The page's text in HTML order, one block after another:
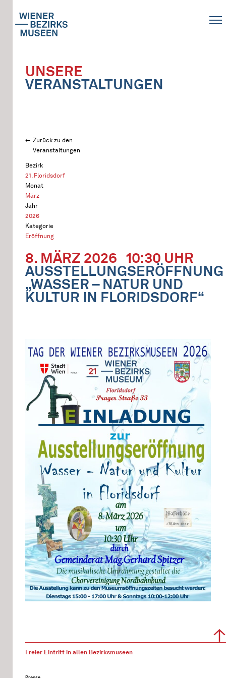
UNSERE
VERANSTALTUNGEN
Zurück zu den
Veranstaltungen
Bezirk
21. Floridsdorf
Monat
März
Jahr
2026
Kategorie
Eröffnung
8. MÄRZ 2026 10:30 UHR
AUSSTELLUNGSERÖFFNUNG
„WASSER – NATUR UND
KULTUR IN FLORIDSDORF“
Freier Eintritt in allen Bezirksmuseen